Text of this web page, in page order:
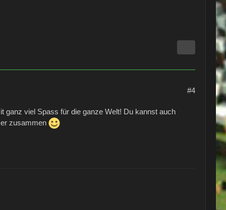
#4
ganz viel Spass für die ganze Welt! Du kannst auch
zusammen